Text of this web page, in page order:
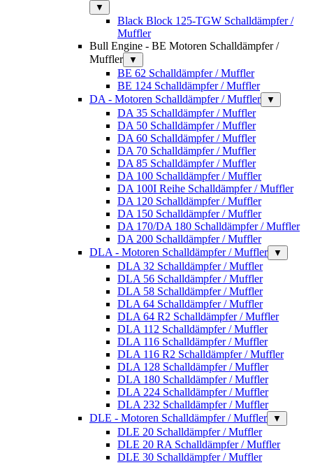
▼
Black Block 125-TGW Schalldämpfer /
Muffler
Bull Engine - BE Motoren Schalldämpfer /
Muffler
▼
BE 62 Schalldämpfer / Muffler
BE 124 Schalldämpfer / Muffler
DA - Motoren Schalldämpfer / Muffler
▼
DA 35 Schalldämpfer / Muffler
DA 50 Schalldämpfer / Muffler
DA 60 Schalldämpfer / Muffler
DA 70 Schalldämpfer / Muffler
DA 85 Schalldämpfer / Muffler
DA 100 Schalldämpfer / Muffler
DA 100I Reihe Schalldämpfer / Muffler
DA 120 Schalldämpfer / Muffler
DA 150 Schalldämpfer / Muffler
DA 170/DA 180 Schalldämpfer / Muffler
DA 200 Schalldämpfer / Muffler
DLA - Motoren Schalldämpfer / Muffler
▼
DLA 32 Schalldämpfer / Muffler
DLA 56 Schalldämpfer / Muffler
DLA 58 Schalldämpfer / Muffler
DLA 64 Schalldämpfer / Muffler
DLA 64 R2 Schalldämpfer / Muffler
DLA 112 Schalldämpfer / Muffler
DLA 116 Schalldämpfer / Muffler
DLA 116 R2 Schalldämpfer / Muffler
DLA 128 Schalldämpfer / Muffler
DLA 180 Schalldämpfer / Muffler
DLA 224 Schalldämpfer / Muffler
DLA 232 Schalldämpfer / Muffler
DLE - Motoren Schalldämpfer / Muffler
▼
DLE 20 Schalldämpfer / Muffler
DLE 20 RA Schalldämpfer / Muffler
DLE 30 Schalldämpfer / Muffler